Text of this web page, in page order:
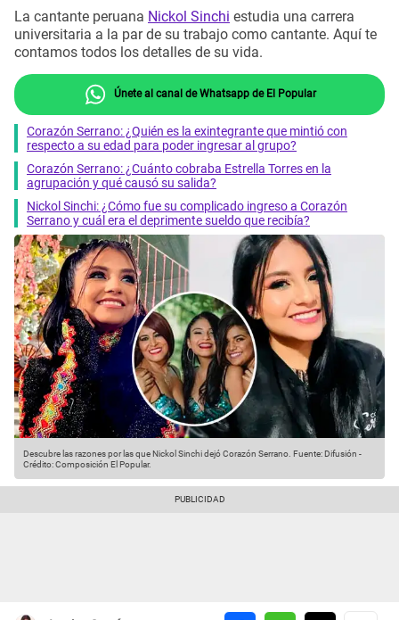
La cantante peruana Nickol Sinchi estudia una carrera
universitaria a la par de su trabajo como cantante. Aquí te
contamos todos los detalles de su vida.
Únete al canal de Whatsapp de El Popular
Corazón Serrano: ¿Quién es la exintegrante que mintió con
respecto a su edad para poder ingresar al grupo?
Corazón Serrano: ¿Cuánto cobraba Estrella Torres en la
agrupación y qué causó su salida?
Nickol Sinchi: ¿Cómo fue su complicado ingreso a Corazón
Serrano y cuál era el deprimente sueldo que recibía?
Descubre las razones por las que Nickol Sinchi dejó Corazón Serrano. Fuente: Difusión -
Crédito: Composición El Popular.